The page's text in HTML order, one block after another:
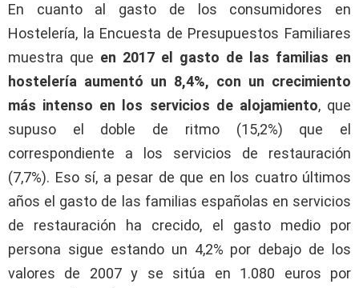
En cuanto al gasto de los consumidores en
Hostelería, la Encuesta de Presupuestos Familiares
muestra que en 2017 el gasto de las familias en
hostelería aumentó un 8,4%, con un crecimiento
más intenso en los servicios de alojamiento, que
supuso el doble de ritmo (15,2%) que el
correspondiente a los servicios de restauración
(7,7%). Eso sí, a pesar de que en los cuatro últimos
años el gasto de las familias españolas en servicios
de restauración ha crecido, el gasto medio por
persona sigue estando un 4,2% por debajo de los
valores de 2007 y se sitúa en 1.080 euros por